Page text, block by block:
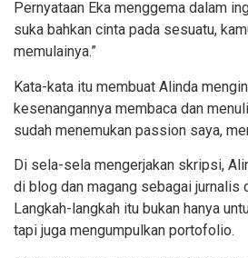
Pernyataan Eka menggema dalam
suka bahkan cinta pada sesuatu,
memulainya.”
Kata-kata itu membuat Alinda
kesenangannya membaca dan
sudah menemukan passion saya,
Di sela-sela mengerjakan skripsi,
di blog dan magang sebagai jurnalis
Langkah-langkah itu bukan hanya
tapi juga mengumpulkan portofolio.